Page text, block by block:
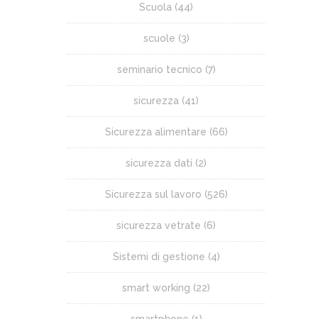
Scuola (44)
scuole (3)
seminario tecnico (7)
sicurezza (41)
Sicurezza alimentare (66)
sicurezza dati (2)
Sicurezza sul lavoro (526)
sicurezza vetrate (6)
Sistemi di gestione (4)
smart working (22)